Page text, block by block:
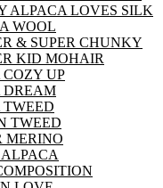
ALPACA LOVES SILK
WOOL
& SUPER CHUNKY
KID MOHAIR
UP
DREAM
TWEED
MERINO